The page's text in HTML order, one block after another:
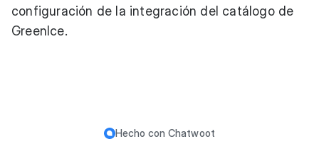
configuración de la integración del catálogo de
GreenIce.
Hecho con Chatwoot